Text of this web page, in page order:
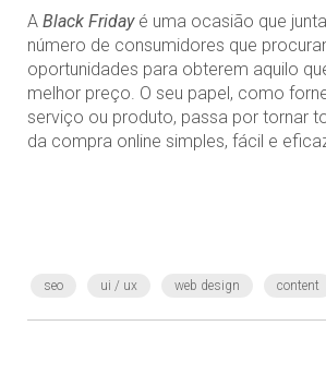
A Black Fridayé uma ocasião que
número de consumidores que
oportunidades para obterem aquilo
melhor preço. O seu papel, como
serviço ou produto, passa por tornar
da compra online simples, fácil e
seo ui / ux web design content